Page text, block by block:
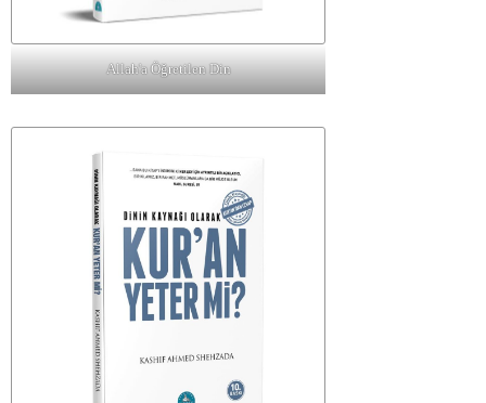
Allah'a Öğretilen Din